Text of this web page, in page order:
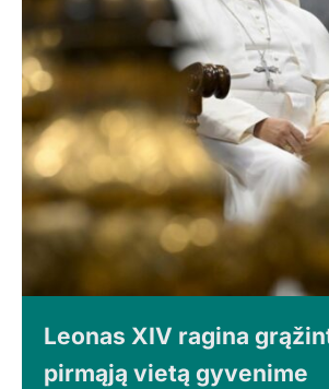
Leonas XIV ragina
pirmąją vietą gyvenime